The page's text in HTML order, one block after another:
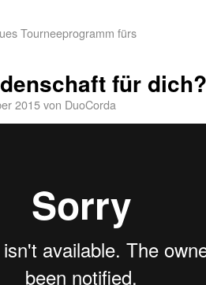
Tourneeprogramm fürs
für dich?
2015von DuoCorda